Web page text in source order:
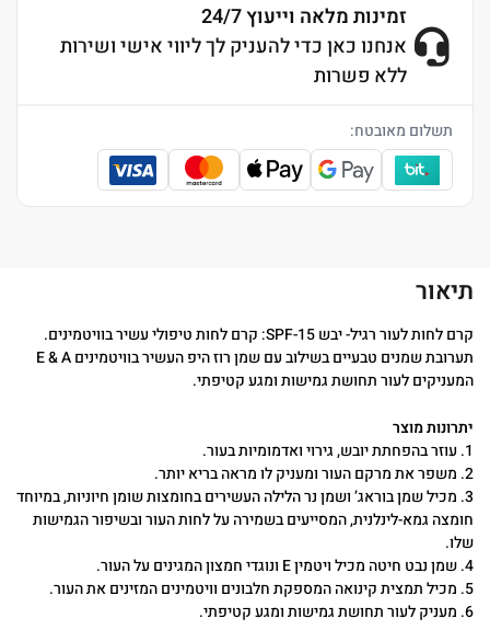
זמינות מלאה וייעוץ 24/7
אנחנו כאן כדי להעניק לך ליווי אישי ושירות
ללא פשרות
תשלום מאובטח:
תיאור
קרם לחות לעור רגיל- יבש SPF-15: קרם לחות טיפולי עשיר בוויטמינים.
תערובת שמנים טבעיים בשילוב עם שמן רוז היפ העשיר בוויטמינים E & A
המעניקים לעור תחושת גמישות ומגע קטיפתי.
יתרונות מוצר
1. עוזר בהפחתת יובש, גירוי ואדמומיות בעור.
2. משפר את מרקם העור ומעניק לו מראה בריא יותר.
3. מכיל שמן בוראג’ ושמן נר הלילה העשירים בחומצות שומן חיוניות, במיוחד
חומצה גמא-לינלנית, המסייעים בשמירה על לחות העור ובשיפור הגמישות
שלו.
4. שמן נבט חיטה מכיל ויטמין E ונוגדי חמצון המגינים על העור.
5. מכיל תמצית קינואה המספקת חלבונים וויטמינים המזינים את העור.
6. מעניק לעור תחושת גמישות ומגע קטיפתי.